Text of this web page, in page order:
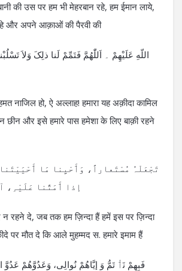
की उस पर हम भी मेहरबान रहे, हम ईमान लाये,
और अपने आक़ाओं की पैरवी की
اللّهِ عَلَیْھِمْ ۔ اَللّٰھُمَّ فَتَمِّمْ لَنا ذلِکَ وَلاَ
नाजिल हो, ऐ अल्लाह! हमारा यह अक़ीदा कामिल
और इसे हमारे पास हमेशा के लिए बाक़ी रहने
تَجْعَلْہُ مُسْتَعاراً، وَٲَحْیِنا مَا
إذا ٲَمَتَّنا عَلَیْہِ،
न रहने दे, जब तक हम ज़िन्दा हैं हमें इस पर ज़िन्दा
पर मौत दे कि आले मुहम्मद स. हमारे इमाम हैं
فَبِھِمْ نَٲْ تَمُّ وَ إیَّاھُمْ نُوالِی، وَعَدُوَّھُمْ عَدُوَّ